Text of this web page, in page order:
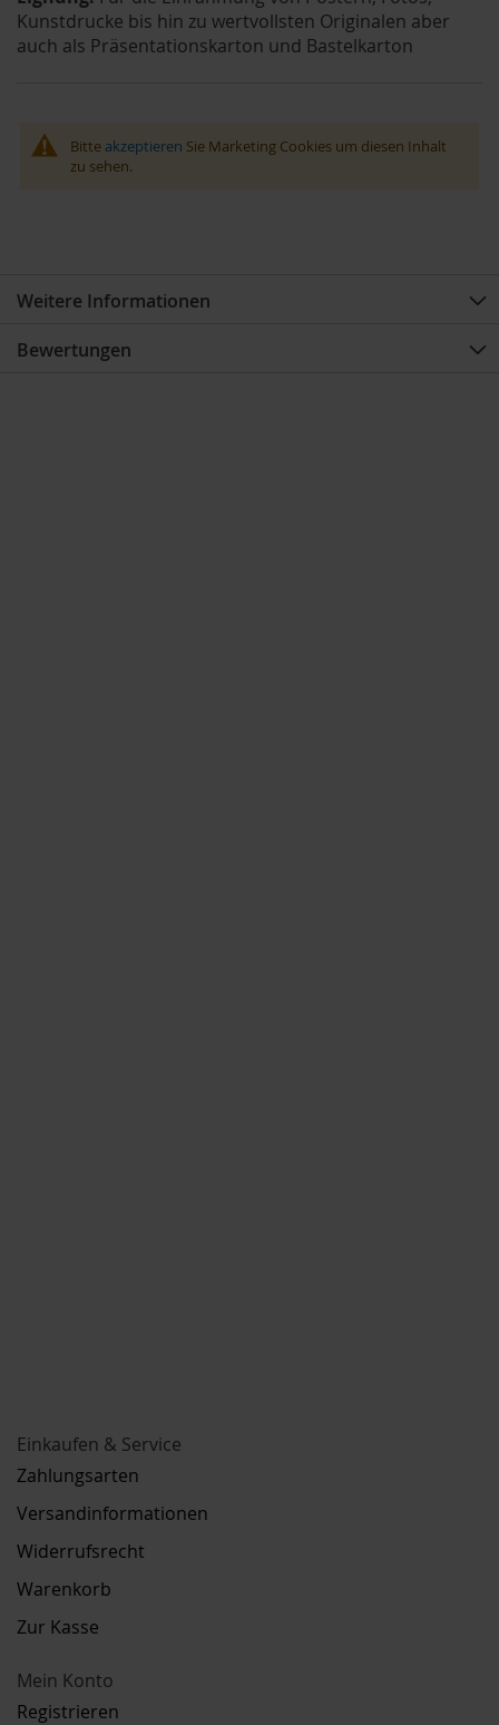
Kunstdrucke bis hin zu wertvollsten Originalen aber
auch als Präsentationskarton und Bastelkarton
Bitte akzeptieren Sie Marketing Cookies um diesen Inhalt
zu sehen.
Weitere Informationen
Bewertungen
Einkaufen & Service
Zahlungsarten
Versandinformationen
Widerrufsrecht
Warenkorb
Zur Kasse
Mein Konto
Registrieren